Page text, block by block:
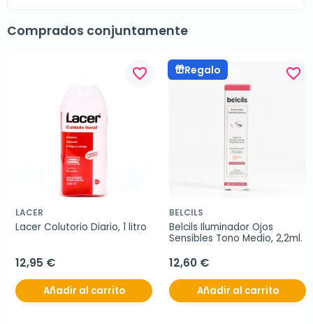
Comprados conjuntamente
favorite_border
LACER
Lacer Colutorio Diario, 1 litro
12,95 €
Añadir al carrito
Regalo favorite_border
BELCILS
Belcils Iluminador Ojos
Sensibles Tono Medio, 2,2ml.
12,60 €
Añadir al carrito